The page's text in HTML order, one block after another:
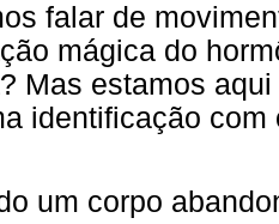
falar de
mágica do
Mas estamos
identificação
um corpo